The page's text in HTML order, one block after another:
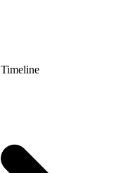
Timeline